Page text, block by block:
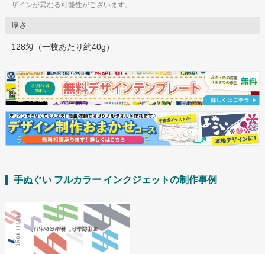
ザインが異なる可能性がございます。
厚さ
128匁（一枚あたり約40g）
手ぬぐい フルカラー インクジェットの制作事例